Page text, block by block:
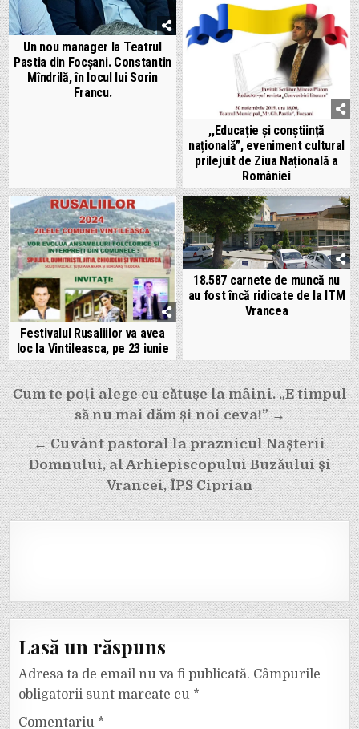
Un nou manager la Teatrul
Pastia din Focșani. Constantin
Mîndrilă, în locul lui Sorin
Francu.
,,Educație și conștiință
națională”, eveniment cultural
prilejuit de Ziua Națională a
României
Festivalul Rusaliilor va avea
loc la Vintileasca, pe 23 iunie
18.587 carnete de muncă nu
au fost încă ridicate de la ITM
Vrancea
Navigare
în
articole
Cum te poți alege cu cătușe la mâini. „E timpul
să nu mai dăm și noi ceva!” →
← Cuvânt pastoral la praznicul Nașterii
Domnului, al Arhiepiscopului Buzăului și
Vrancei, ÎPS Ciprian
Lasă un răspuns
Adresa ta de email nu va fi publicată. Câmpurile
obligatorii sunt marcate cu *
Comentariu *